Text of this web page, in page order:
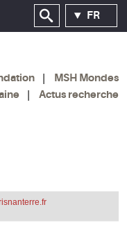
FR
MSH Mondes
Actus recherche